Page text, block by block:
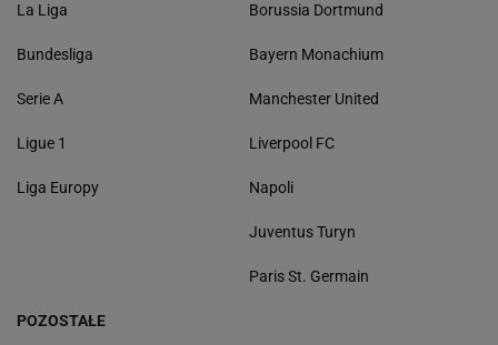
La Liga
Bundesliga
Serie A
Ligue 1
Liga Europy
Borussia Dortmund
Bayern Monachium
Manchester United
Liverpool FC
Napoli
Juventus Turyn
Paris St. Germain
POZOSTAŁE